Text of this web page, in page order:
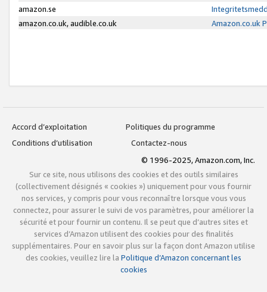
amazon.se
amazon.co.uk, audible.co.uk
Amazon.co.uk
Accord d’exploitation
Politiques du programme
Conditions d’utilisation
Contactez-nous
© 1996-2025, Amazon.com, Inc.
Sur ce site, nous utilisons des cookies et des outils similaires
(collectivement désignés « cookies ») uniquement pour vous fournir
nos services, y compris pour vous reconnaître lorsque vous vous
connectez, pour assurer le suivi de vos paramètres, pour améliorer la
sécurité et pour fournir un contenu. Il se peut que d’autres sites et
services d’Amazon utilisent des cookies pour des finalités
supplémentaires. Pour en savoir plus sur la façon dont Amazon utilise
des cookies, veuillez lire la Politique d’Amazon concernant les
cookies